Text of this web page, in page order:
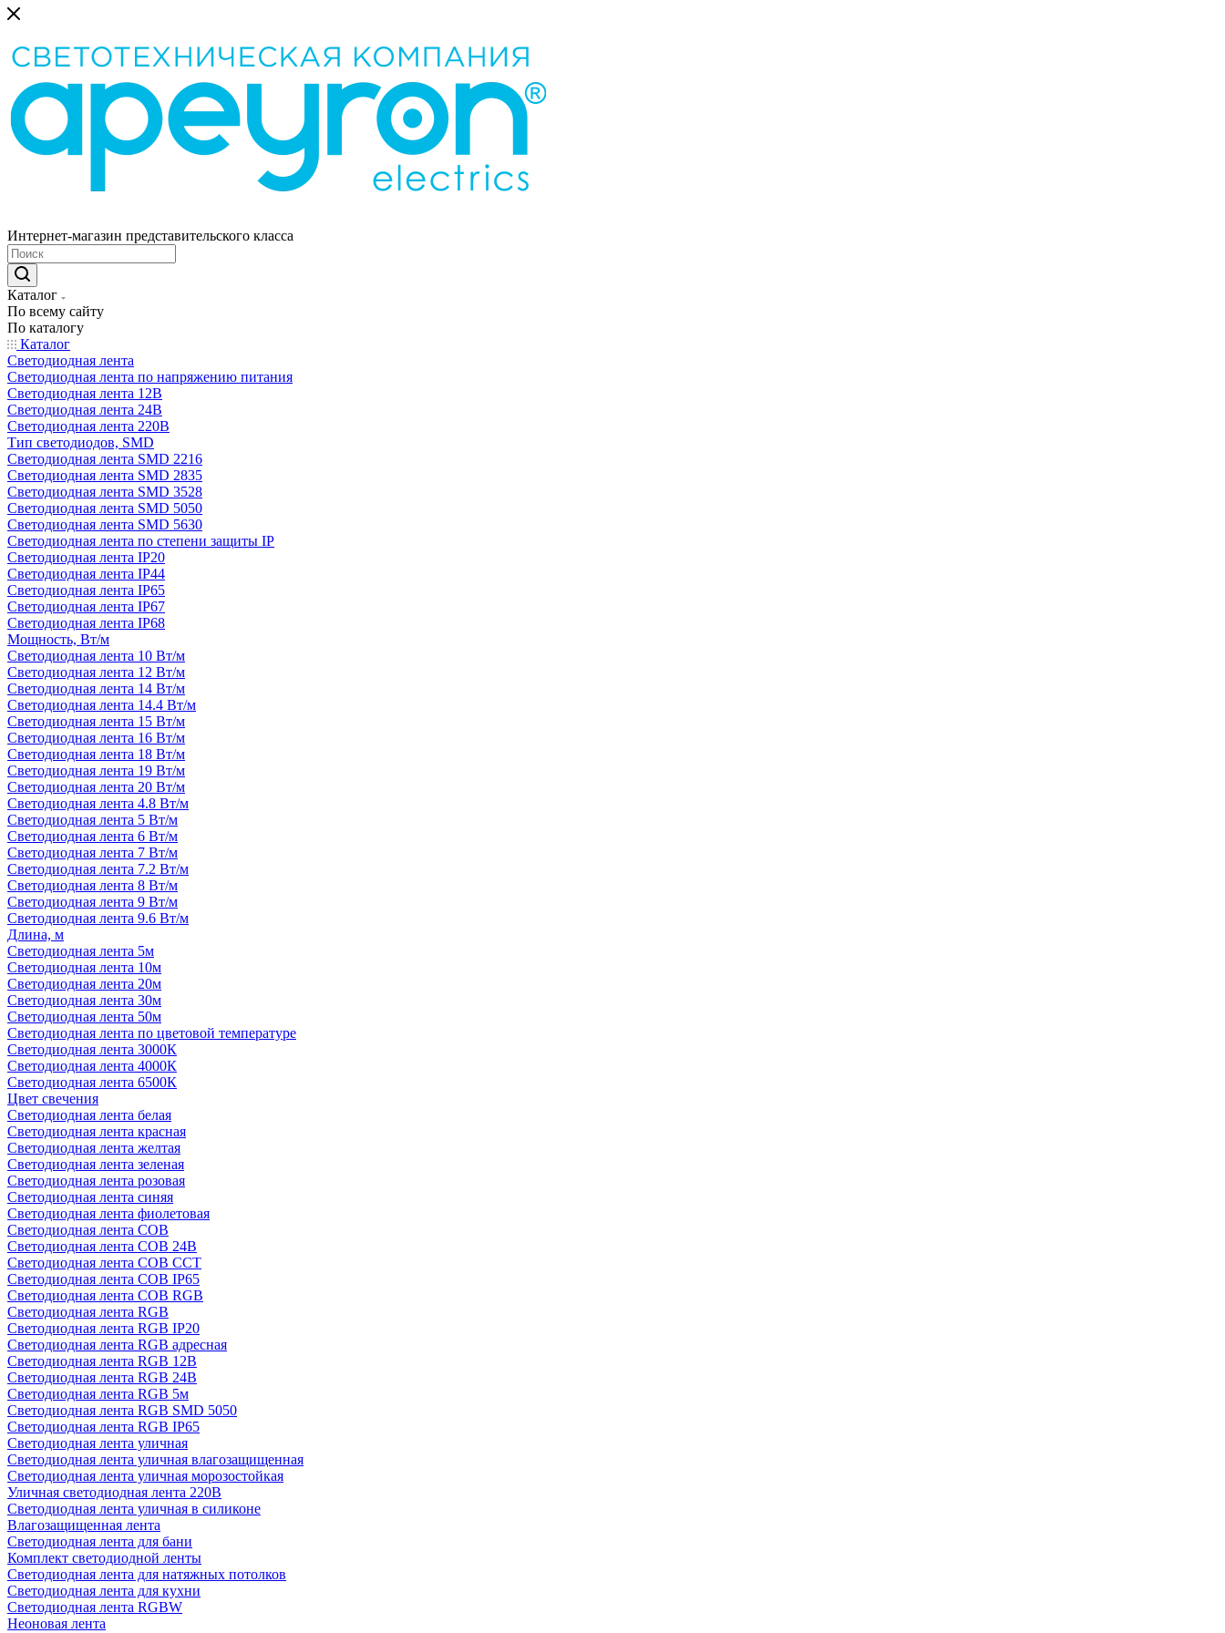
Интернет-магазин представительского класса
Каталог
По всему сайту
По каталогу
Каталог
Светодиодная лента
Светодиодная лента по напряжению питания
Светодиодная лента 12В
Светодиодная лента 24В
Светодиодная лента 220В
Тип светодиодов, SMD
Cветодиодная лента SMD 2216
Светодиодная лента SMD 2835
Светодиодная лента SMD 3528
Светодиодная лента SMD 5050
Светодиодная лента SMD 5630
Светодиодная лента по степени защиты IP
Светодиодная лента IP20
Светодиодная лента IP44
Светодиодная лента IP65
Светодиодная лента IP67
Светодиодная лента IP68
Мощность, Вт/м
Светодиодная лента 10 Вт/м
Светодиодная лента 12 Вт/м
Светодиодная лента 14 Вт/м
Светодиодная лента 14.4 Вт/м
Светодиодная лента 15 Вт/м
Светодиодная лента 16 Вт/м
Светодиодная лента 18 Вт/м
Светодиодная лента 19 Вт/м
Светодиодная лента 20 Вт/м
Светодиодная лента 4.8 Вт/м
Светодиодная лента 5 Вт/м
Светодиодная лента 6 Вт/м
Светодиодная лента 7 Вт/м
Светодиодная лента 7.2 Вт/м
Светодиодная лента 8 Вт/м
Светодиодная лента 9 Вт/м
Светодиодная лента 9.6 Вт/м
Длина, м
Светодиодная лента 5м
Светодиодная лента 10м
Светодиодная лента 20м
Светодиодная лента 30м
Светодиодная лента 50м
Светодиодная лента по цветовой температуре
Светодиодная лента 3000К
Светодиодная лента 4000К
Светодиодная лента 6500К
Цвет свечения
Светодиодная лента белая
Светодиодная лента красная
Светодиодная лента желтая
Светодиодная лента зеленая
Светодиодная лента розовая
Светодиодная лента синяя
Светодиодная лента фиолетовая
Светодиодная лента COB
Светодиодная лента COB 24В
Светодиодная лента COB CCT
Светодиодная лента COB IP65
Светодиодная лента COB RGB
Светодиодная лента RGB
Светодиодная лента RGB IP20
Светодиодная лента RGB адресная
Светодиодная лента RGB 12В
Светодиодная лента RGB 24В
Светодиодная лента RGB 5м
Светодиодная лента RGB SMD 5050
Светодиодная лента RGB IP65
Светодиодная лента уличная
Светодиодная лента уличная влагозащищенная
Светодиодная лента уличная морозостойкая
Уличная светодиодная лента 220В
Светодиодная лента уличная в силиконе
Влагозащищенная лента
Светодиодная лента для бани
Комплект светодиодной ленты
Светодиодная лента для натяжных потолков
Светодиодная лента для кухни
Светодиодная лента RGBW
Неоновая лента